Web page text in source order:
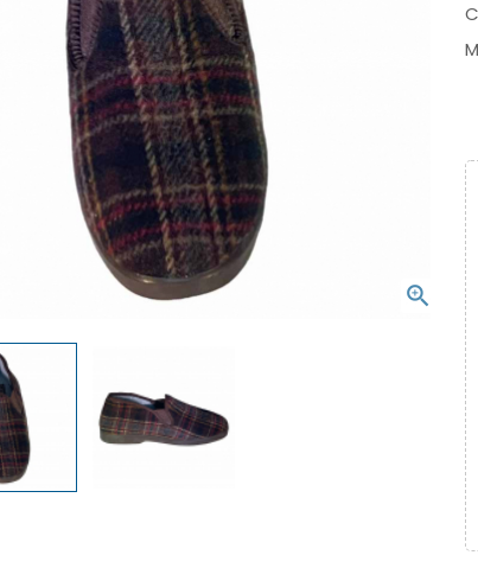
zoom_in